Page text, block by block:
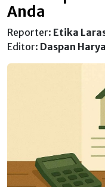
Anda
Reporter: Etika
Editor: Daspan